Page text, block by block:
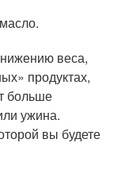
веса,
продуктах,
больше
ужина.
вы будете